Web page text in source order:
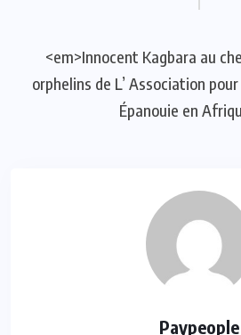
<em>Innocent Kagbara au
orphelins de L’ Association
Épanouie en
Paypeople